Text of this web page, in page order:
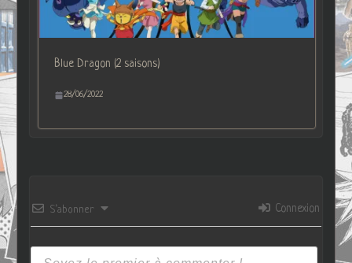
Blue Dragon (2 saisons)
28/06/2022
S’abonner Connexion